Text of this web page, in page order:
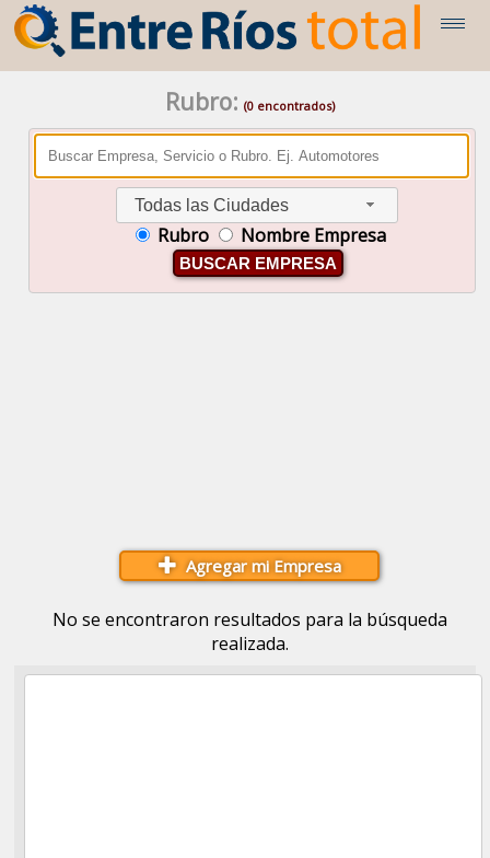
Rubro: (0 encontrados)
Todas las Ciudades
Rubro Nombre Empresa
BUSCAR EMPRESA
Agregar mi Empresa
No se encontraron resultados para la búsqueda
realizada.